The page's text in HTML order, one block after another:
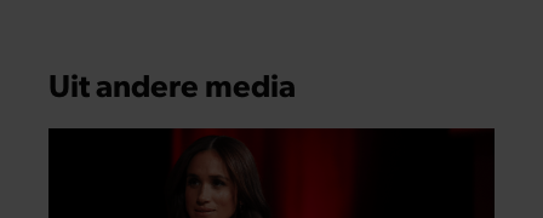
Uit andere media